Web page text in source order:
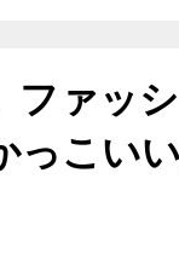
ファッ
こいい